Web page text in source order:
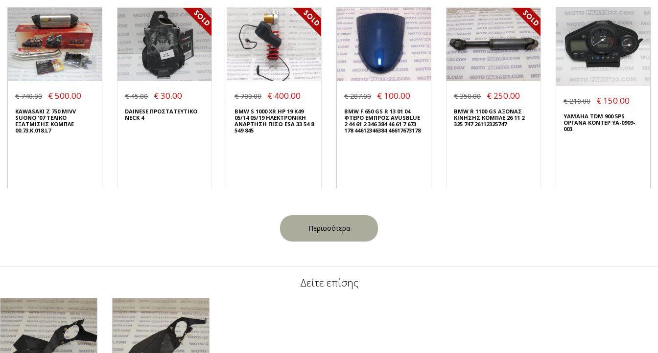
€ 740.00 € 500.00
KAWASAKI Z 750 MIVV
SUONO '07 ΤΕΛΙΚΟ
ΕΞΑΤΜΙΣΗΣ ΚΟΜΠΛΕ
00.73.K.018.L7
€ 45.00 € 30.00
DAINESE ΠΡΟΣΤΑΤΕΥΤΙΚΟ
NECK 4
€ 700.00 € 400.00
BMW S 1000 XR HP 19 K49
05/14 05/19 ΗΛΕΚΤΡΟΝΙΚΗ
ΑΝΑΡΤΗΣΗ ΠΙΣΩ ESA 33 54 8
549 845
€ 287.00 € 100.00
BMW F 650 GS R 13 01 04
ΦΤΕΡΟ ΕΜΠΡΟΣ AVUSBLUE
2 44 61 2 346 384 46 61 7 673
178 44612346384 46617673178
€ 350.00 € 250.00
BMW R 1100 GS ΑΞΟΝΑΣ
ΚΙΝΗΣΗΣ ΚΟΜΠΛΕ 26 11 2
325 747 26112325747
€ 210.00 € 150.00
YAMAHA TDM 900 5PS
ΟΡΓΑΝΑ ΚΟΝΤΕΡ YA-0909-
003
Περισσότερα
Δείτε επίσης